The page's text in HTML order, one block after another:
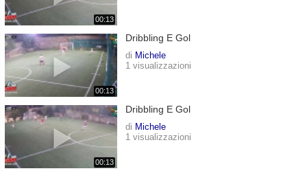
00:13
00:13
Dribbling E Gol
di Michele
1 visualizzazioni
00:13
Dribbling E Gol
di Michele
1 visualizzazioni